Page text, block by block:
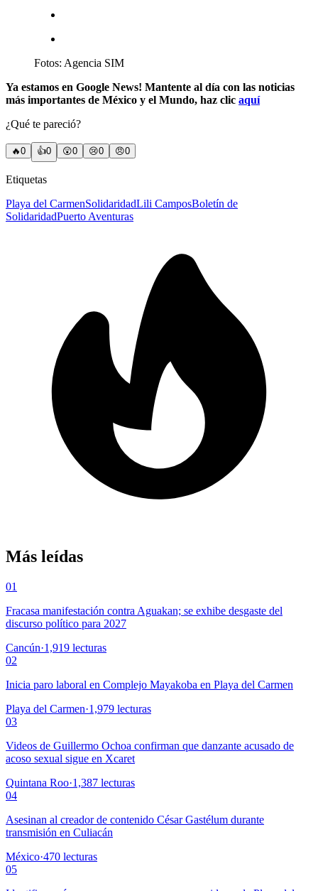
Fotos: Agencia SIM
Ya estamos en Google News! Mantente al día con las noticias
más importantes de México y el Mundo, haz clic aquí
¿Qué te pareció?
🔥0 👍0 😲0 😢0 😠0
Etiquetas
Playa del CarmenSolidaridadLili CamposBoletín de
SolidaridadPuerto Aventuras
Más leídas
01
Fracasa manifestación contra Aguakan; se exhibe desgaste del
discurso político para 2027
Cancún·1,919 lecturas
02
Inicia paro laboral en Complejo Mayakoba en Playa del Carmen
Playa del Carmen·1,979 lecturas
03
Videos de Guillermo Ochoa confirman que danzante acusado de
acoso sexual sigue en Xcaret
Quintana Roo·1,387 lecturas
04
Asesinan al creador de contenido César Gastélum durante
transmisión en Culiacán
México·470 lecturas
05